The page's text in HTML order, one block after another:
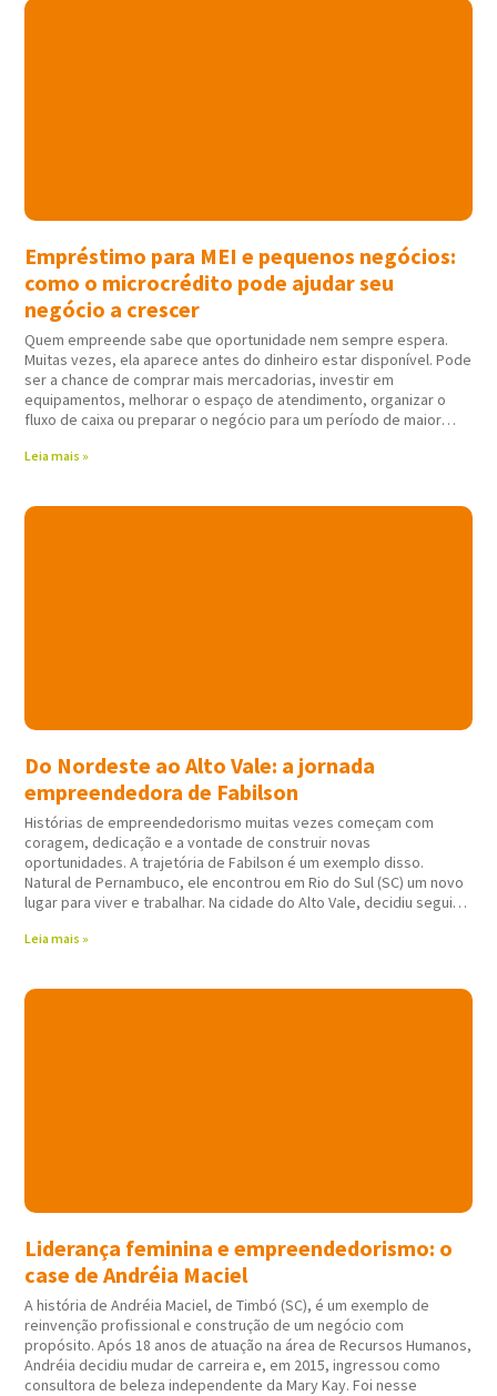
Empréstimo para MEI e pequenos negócios:
como o microcrédito pode ajudar seu
negócio a crescer
Quem empreende sabe que oportunidade nem sempre espera.
Muitas vezes, ela aparece antes do dinheiro estar disponível. Pode
ser a chance de comprar mais mercadorias, investir em
equipamentos, melhorar o espaço de atendimento, organizar o
fluxo de caixa ou preparar o negócio para um período de maior
Leia mais »
Do Nordeste ao Alto Vale: a jornada
empreendedora de Fabilson
Histórias de empreendedorismo muitas vezes começam com
coragem, dedicação e a vontade de construir novas
oportunidades. A trajetória de Fabilson é um exemplo disso.
Natural de Pernambuco, ele encontrou em Rio do Sul (SC) um novo
lugar para viver e trabalhar. Na cidade do Alto Vale, decidiu seguir
Leia mais »
Liderança feminina e empreendedorismo: o
case de Andréia Maciel
A história de Andréia Maciel, de Timbó (SC), é um exemplo de
reinvenção profissional e construção de um negócio com
propósito. Após 18 anos de atuação na área de Recursos Humanos,
Andréia decidiu mudar de carreira e, em 2015, ingressou como
consultora de beleza independente da Mary Kay. Foi nesse